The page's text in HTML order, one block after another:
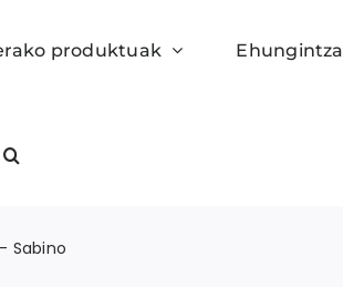
produktuak Ehungintza
Sabino